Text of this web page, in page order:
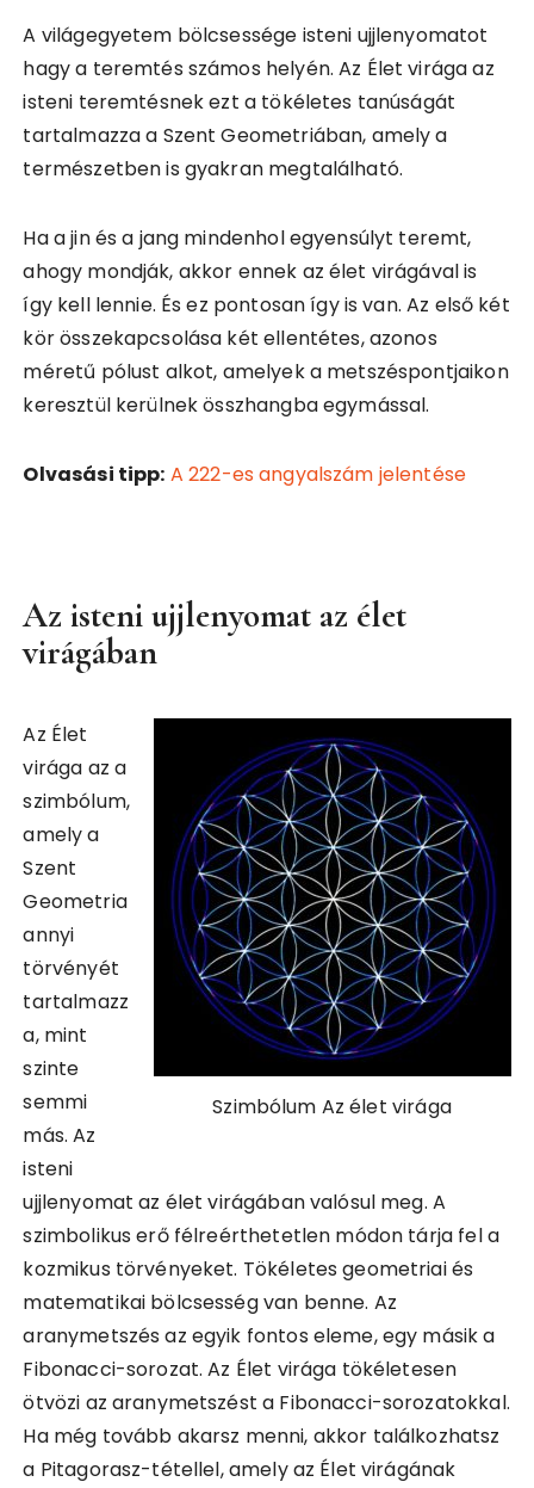
A világegyetem bölcsessége isteni ujjlenyomatot
hagy a teremtés számos helyén. Az Élet virága az
isteni teremtésnek ezt a tökéletes tanúságát
tartalmazza a Szent Geometriában, amely a
természetben is gyakran megtalálható.
Ha a jin és a jang mindenhol egyensúlyt teremt,
ahogy mondják, akkor ennek az élet virágával is
így kell lennie. És ez pontosan így is van. Az első két
kör összekapcsolása két ellentétes, azonos
méretű pólust alkot, amelyek a metszéspontjaikon
keresztül kerülnek összhangba egymással.
Olvasási tipp: A 222-es angyalszám jelentése
Az isteni ujjlenyomat az élet
virágában
Szimbólum Az élet virága
Az Élet
virága az a
szimbólum,
amely a
Szent
Geometria
annyi
törvényét
tartalmazz
a, mint
szinte
semmi
más. Az
isteni
ujjlenyomat az élet virágában valósul meg. A
szimbolikus erő félreérthetetlen módon tárja fel a
kozmikus törvényeket. Tökéletes geometriai és
matematikai bölcsesség van benne. Az
aranymetszés az egyik fontos eleme, egy másik a
Fibonacci-sorozat. Az Élet virága tökéletesen
ötvözi az aranymetszést a Fibonacci-sorozatokkal.
Ha még tovább akarsz menni, akkor találkozhatsz
a Pitagorasz-tétellel, amely az Élet virágának